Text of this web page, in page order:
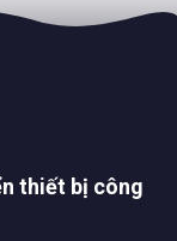
thiết bị công